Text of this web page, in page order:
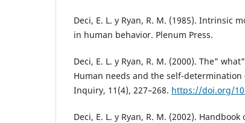
Deci, E. L. y Ryan, R. M. (1985). Intrinsic
in human behavior. Plenum Press.
Deci, E. L. y Ryan, R. M. (2000). The"
Human needs and the self-determination
Inquiry, 11(4), 227–268. https://doi.org/
Deci, E. L. y Ryan, R. M. (2002).